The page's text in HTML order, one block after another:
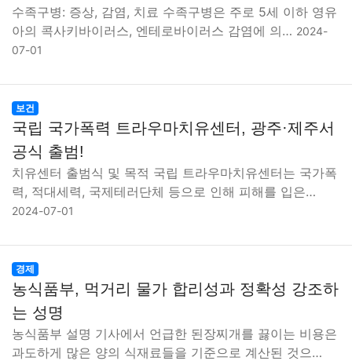
수족구병: 증상, 감염, 치료 수족구병은 주로 5세 이하 영유
아의 콕사키바이러스, 엔테로바이러스 감염에 의… 2024-
07-01
보건
국립 국가폭력 트라우마치유센터, 광주·제주서
공식 출범!
치유센터 출범식 및 목적 국립 트라우마치유센터는 국가폭
력, 적대세력, 국제테러단체 등으로 인해 피해를 입은…
2024-07-01
경제
농식품부, 먹거리 물가 합리성과 정확성 강조하
는 성명
농식품부 설명 기사에서 언급한 된장찌개를 끓이는 비용은
과도하게 많은 양의 식재료들을 기준으로 계산된 것으…